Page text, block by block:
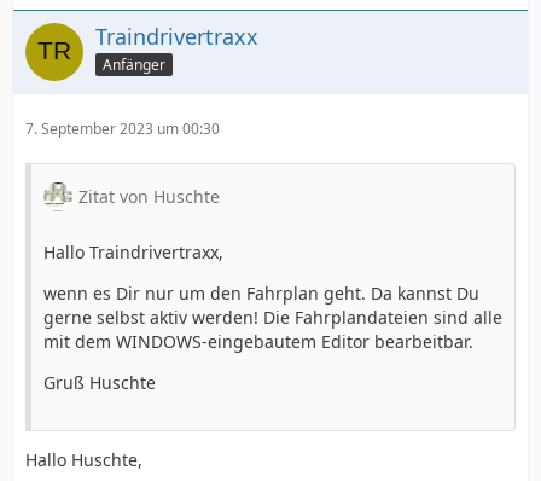
Traindrivertraxx
Anfänger
7. September 2023 um 00:30
Zitat von Huschte
Hallo Traindrivertraxx,
wenn es Dir nur um den Fahrplan geht. Da kannst Du
gerne selbst aktiv werden! Die Fahrplandateien sind alle
mit dem WINDOWS-eingebautem Editor bearbeitbar.
Gruß Huschte
Hallo Huschte,